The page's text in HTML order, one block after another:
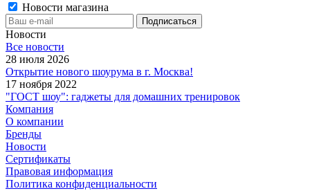
Новости магазина
Новости
Все новости
28 июля 2026
Открытие нового шоурума в г. Москва!
17 ноября 2022
"ГОСТ шоу": гаджеты для домашних тренировок
Компания
О компании
Бренды
Новости
Сертификаты
Правовая информация
Политика конфиденциальности